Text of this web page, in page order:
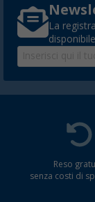
La
Reso
senza costi di